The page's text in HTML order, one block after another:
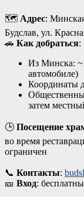
🗺️ Адрес:
Будслав, ул.
🚗 Как добраться:
Из Минска:
автомобиле)
Координаты
затем
🕒 Посещение
во время
ограничен
📞 Контакты:
🎫 Вход: